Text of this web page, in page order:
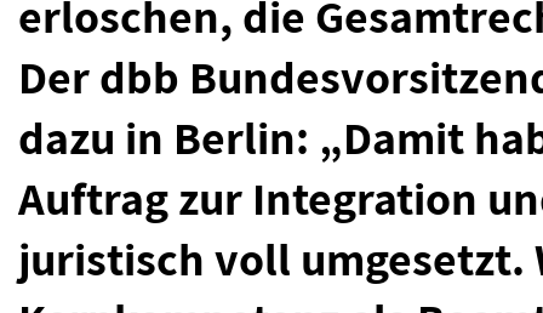
erloschen, die
Der dbb
dazu in Berlin: „Damit
Auftrag zur Integration
juristisch voll umgesetzt.